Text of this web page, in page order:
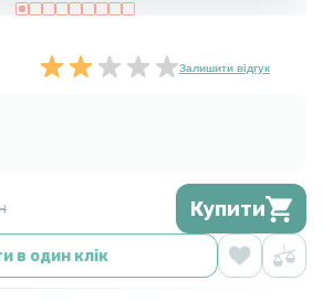
Залишити відгук
Купити
в один клік